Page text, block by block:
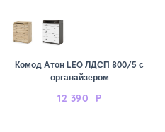
Комод Атон LEO ЛДСП 800/5 с
органайзером
12 390 ₽